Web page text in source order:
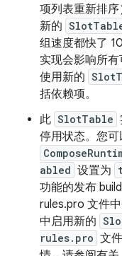
项列表重新排
新的
组速度都快了
实现会影响所有
使用新的
括依赖项。
此 SlotTable
停用状态。您
abled 设置为
功能的发布
rules.pro 文件
中启用新的
rules.pro 文